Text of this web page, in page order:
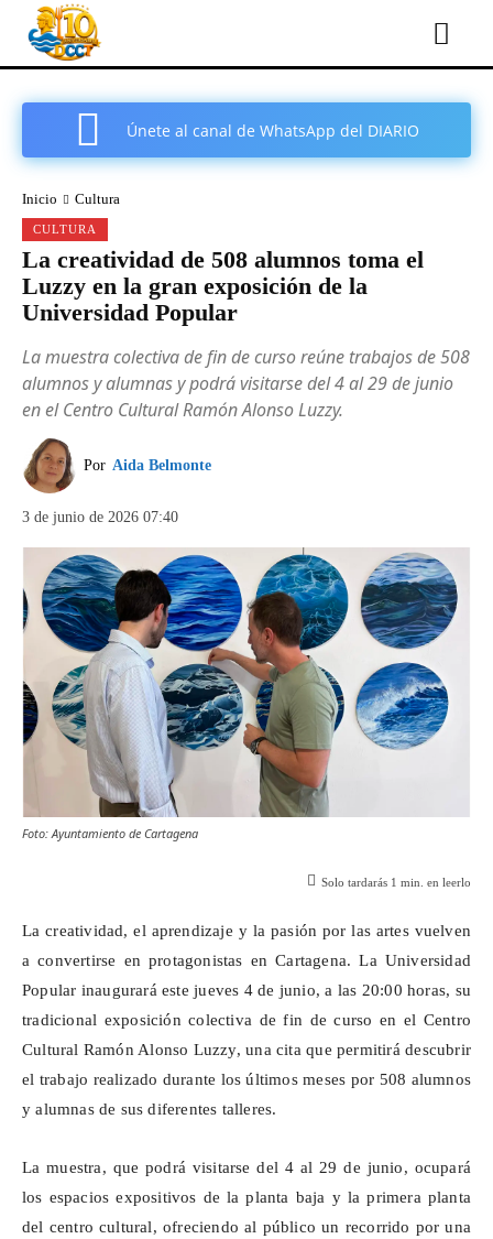
Únete al canal de WhatsApp del DIARIO
Inicio Cultura
CULTURA
La creatividad de 508 alumnos toma el
Luzzy en la gran exposición de la
Universidad Popular
La muestra colectiva de fin de curso reúne trabajos de 508
alumnos y alumnas y podrá visitarse del 4 al 29 de junio
en el Centro Cultural Ramón Alonso Luzzy.
Por Aida Belmonte
3 de junio de 2026 07:40
Foto: Ayuntamiento de Cartagena
Solo tardarás 1 min. en leerlo
La creatividad, el aprendizaje y la pasión por las artes vuelven
a convertirse en protagonistas en Cartagena. La Universidad
Popular inaugurará este jueves 4 de junio, a las 20:00 horas, su
tradicional exposición colectiva de fin de curso en el Centro
Cultural Ramón Alonso Luzzy, una cita que permitirá descubrir
el trabajo realizado durante los últimos meses por 508 alumnos
y alumnasde sus diferentes talleres.
La muestra, que podrá visitarse del 4 al 29 de junio, ocupará
los espacios expositivos de la planta baja y la primera planta
del centro cultural, ofreciendo al público un recorrido por una